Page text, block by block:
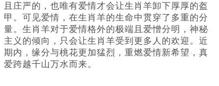
且庄严的，也唯有爱情才会让生肖羊卸下厚厚的盔
甲。可见爱情，在生肖羊的生命中贯穿了多重的分
量。生肖羊对于爱情格外的极端且爱憎分明，神秘
主义的倾向，只会让生肖羊受到更多人的欢迎。近
期内，缘分与桃花更加猛烈，重燃爱情新希望，真
爱跨越千山万水而来。